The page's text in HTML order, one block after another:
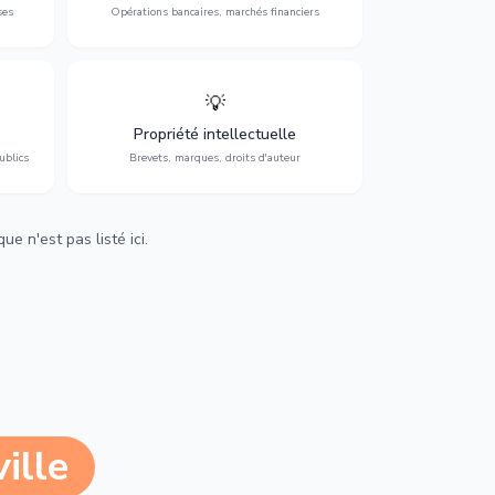
Opérations bancaires, marchés financiers
💡
Propriété intellectuelle
Brevets, marques, droits d'auteur
Protection de vos créations : brevets,
marques, droits d'auteur et lutte contre la
contrefaçon.
n'est pas listé ici.